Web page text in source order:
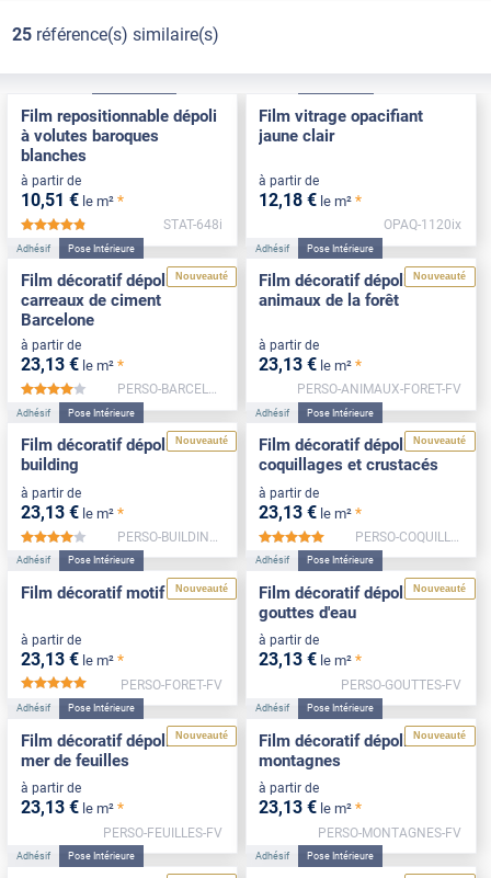
25référence(s) similaire(s)
Film repositionnable dépoli
à volutes baroques
blanches
à partir de
10,51 € le m² *
*****
STAT-648i
Film vitrage opacifiant
jaune clair
à partir de
12,18 € le m² *
OPAQ-1120ix
Nouveauté
Adhésif Pose Intérieure
Film décoratif dépoli
carreaux de ciment
Barcelone
à partir de
23,13 € le m² *
*****
PERSO-BARCELONE-NEG-FV
Nouveauté
Adhésif Pose Intérieure
Film décoratif dépoli motif
animaux de la forêt
à partir de
23,13 € le m² *
PERSO-ANIMAUX-FORET-FV
Nouveauté
Adhésif Pose Intérieure
Film décoratif dépoli motif
building
à partir de
23,13 € le m² *
*****
PERSO-BUILDING-FV
Nouveauté
Adhésif Pose Intérieure
Film décoratif dépoli motif
coquillages et crustacés
à partir de
23,13 € le m² *
*****
PERSO-COQUILLAGES-FV
Nouveauté
Adhésif Pose Intérieure
Film décoratif motif forêt
à partir de
23,13 € le m² *
PERSO-FORET-FV
Nouveauté
Adhésif Pose Intérieure
Film décoratif dépoli motif
gouttes d'eau
à partir de
23,13 € le m² *
PERSO-GOUTTES-FV
Nouveauté
Adhésif Pose Intérieure
Film décoratif dépoli motif
mer de feuilles
à partir de
23,13 € le m² *
PERSO-FEUILLES-FV
Nouveauté
Adhésif Pose Intérieure
Film décoratif dépoli motif
montagnes
à partir de
23,13 € le m² *
PERSO-MONTAGNES-FV
Adhésif Pose Intérieure Adhésif Pose Intérieure